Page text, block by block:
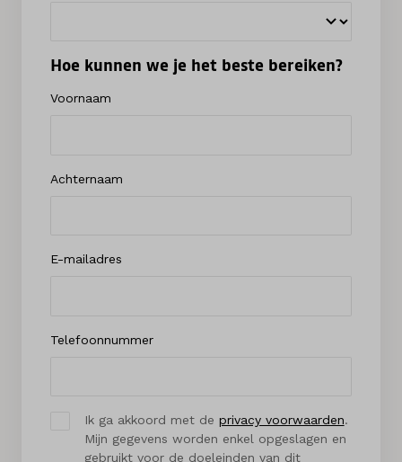
Hoe kunnen we je het beste bereiken?
Voornaam
Achternaam
E-mailadres
Telefoonnummer
Ik ga akkoord met de privacy voorwaarden.
Mijn gegevens worden enkel opgeslagen en
gebruikt voor de doeleinden van dit